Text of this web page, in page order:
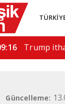
ABD'de
Güncelleme: